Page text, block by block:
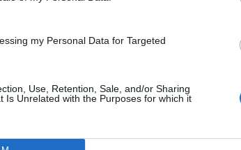
my Personal Data for Targeted
Use, Retention, Sale, and/or Sharing
Is Unrelated with the Purposes for which it